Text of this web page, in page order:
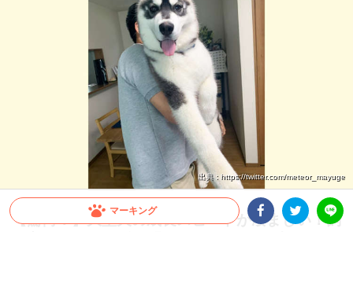
マーキング
出典 : https://twitter.com/meteor_mayuge
【驚愕！】大型犬の成長スピードが凄まじい！飼